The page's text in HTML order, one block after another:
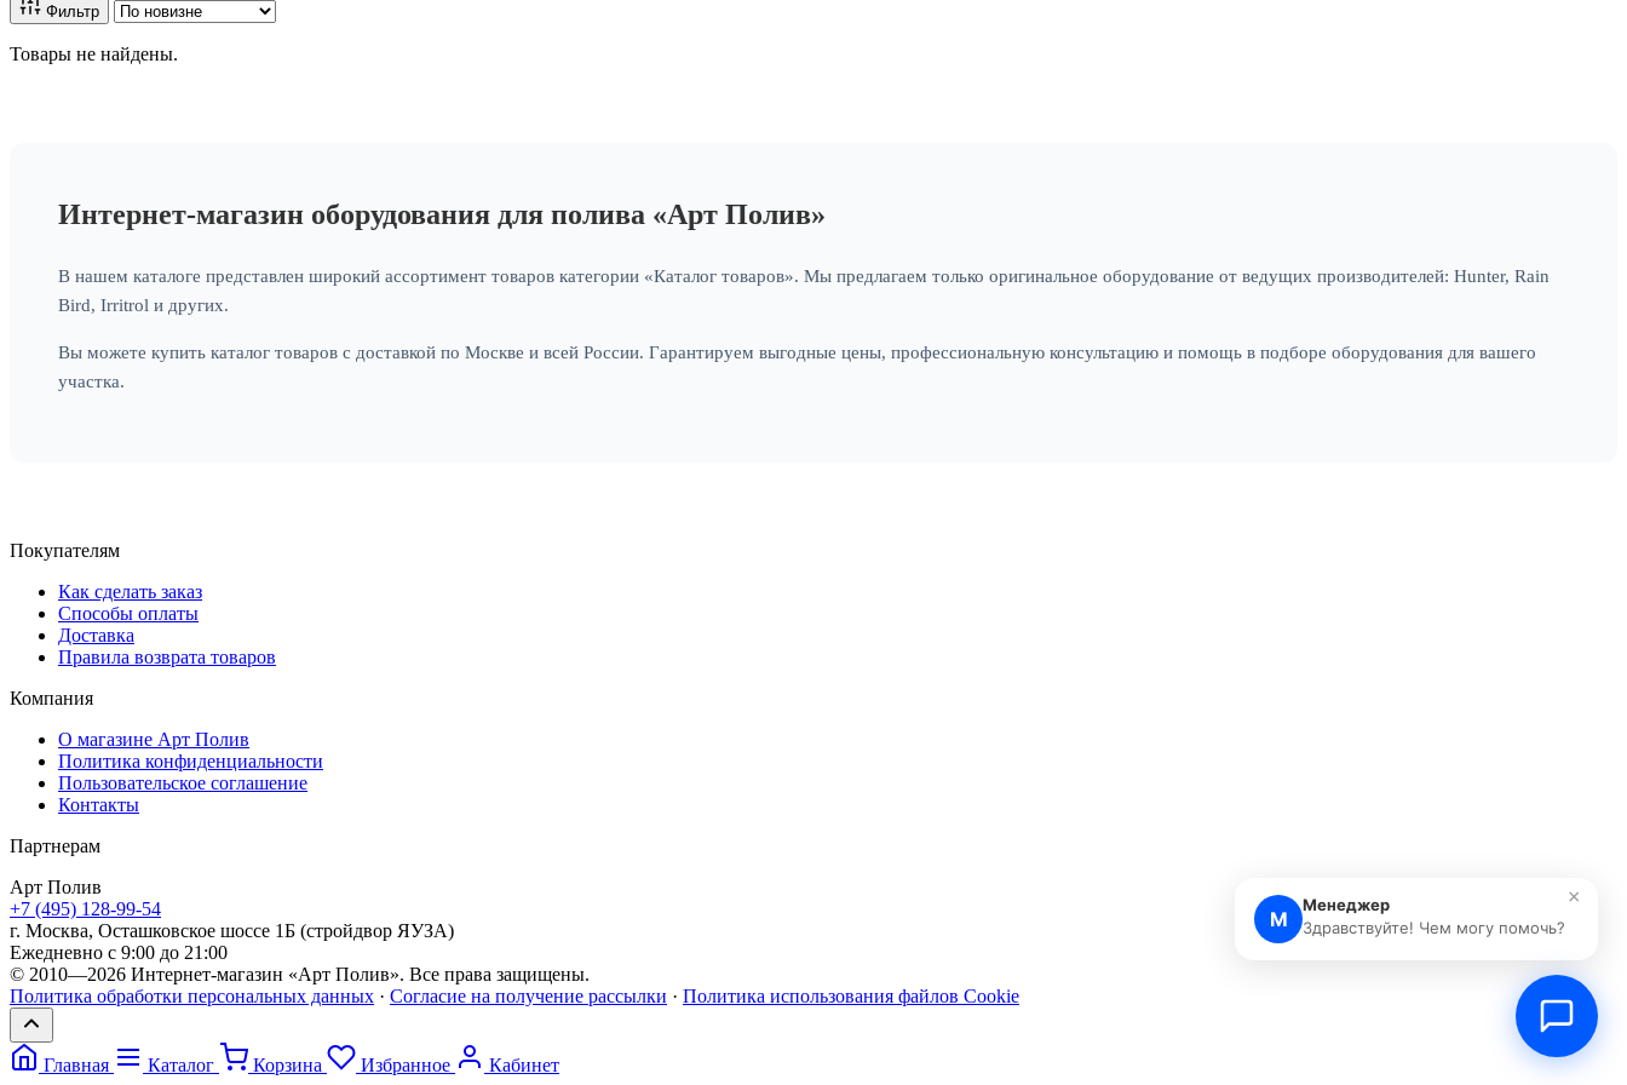
Фильтр
Товары не найдены.
Интернет-магазин оборудования для полива «Арт Полив»
В нашем каталоге представлен широкий ассортимент товаров категории «Каталог товаров». Мы предлагаем только оригинальное оборудование от ведущих производителей: Hunter, Rain
Bird, Irritrol и других.
Вы можете купить каталог товаров с доставкой по Москве и всей России. Гарантируем выгодные цены, профессиональную консультацию и помощь в подборе оборудования для вашего
участка.
Покупателям
Как сделать заказ
Способы оплаты
Доставка
Правила возврата товаров
Компания
О магазине Арт Полив
Политика конфиденциальности
Пользовательское соглашение
Контакты
Партнерам
Арт Полив
+7 (495) 128-99-54
г. Москва, Осташковское шоссе 1Б (стройдвор ЯУЗА)
Ежедневно с 9:00 до 21:00
© 2010—2026 Интернет-магазин «Арт Полив». Все права защищены.
Политика обработки персональных данных · Согласие на получение рассылки · Политика использования файлов Cookie
М
Менеджер
Здравствуйте! Чем могу помочь?
×
Главная Каталог Корзина Избранное Кабинет